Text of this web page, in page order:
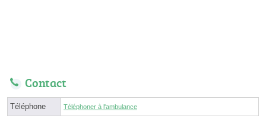
Contact
Téléphone Téléphoner à l'ambulance